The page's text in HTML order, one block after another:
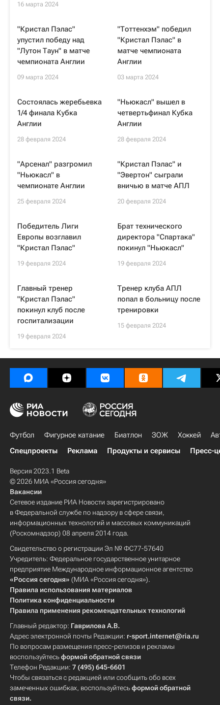
16 марта 2024
"Кристал Пэлас"
упустил победу над
"Лутон Таун" в матче
чемпионата Англии
09 марта 2024
"Тоттенхэм" победил
"Кристал Пэлас" в
матче чемпионата
Англии
03 марта 2024
Состоялась жеребьевка
1/4 финала Кубка
Англии
28 февраля 2024
"Ньюкасл" вышел в
четвертьфинал Кубка
Англии
28 февраля 2024
"Арсенал" разгромил
"Ньюкасл" в
чемпионате Англии
25 февраля 2024
"Кристал Пэлас" и
"Эвертон" сыграли
вничью в матче АПЛ
20 февраля 2024
Победитель Лиги
Европы возглавил
"Кристал Пэлас"
19 февраля 2024
Брат технического
директора "Спартака"
покинул "Ньюкасл"
19 февраля 2024
Главный тренер
"Кристал Пэлас"
покинул клуб после
госпитализации
19 февраля 2024
Тренер клуба АПЛ
попал в больницу после
тренировки
15 февраля 2024
Футбол Фигурное катание Биатлон ЗОЖ Хоккей
Спецпроекты
Реклама Продукты и сервисы Пресс-
Версия 2023.1 Beta
© 2026 МИА «Россия сегодня»
Вакансии
Сетевое издание РИА Новости зарегистрировано
в Федеральной службе по надзору в сфере связи,
информационных технологий и массовых коммуникаций
(Роскомнадзор) 08 апреля 2014 года.
Свидетельство о регистрации Эл № ФС77-57640
Учредитель: Федеральное государственное унитарное
предприятие Международное информационное агентство
«Россия сегодня» (МИА «Россия сегодня»).
Правила использования материалов
Политика конфиденциальности
Правила применения рекомендательных технологий
Главный редактор: Гаврилова А.В.
Адрес электронной почты Редакции: r-sport.internet@ria.ru
По вопросам размещения пресс-релизов и рекламы
воспользуйтесьформой обратной связи
Телефон Редакции: 7 (495) 645-6601
Чтобы связаться с редакцией или сообщить обо всех
замеченных ошибках, воспользуйтесьформой обратной
связи.